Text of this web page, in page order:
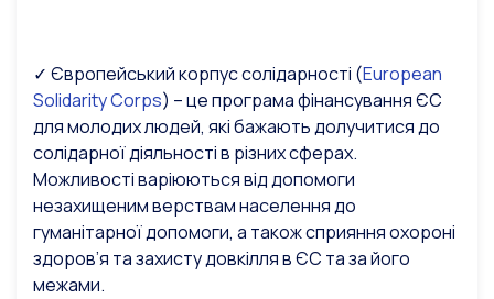
✓ Європейський корпус солідарності (European
Solidarity Corps) – це програма фінансування ЄС
для молодих людей, які бажають долучитися до
солідарної діяльності в різних сферах.
Можливості варіюються від допомоги
незахищеним верствам населення до
гуманітарної допомоги, а також сприяння охороні
здоров’я та захисту довкілля в ЄС та за його
межами.